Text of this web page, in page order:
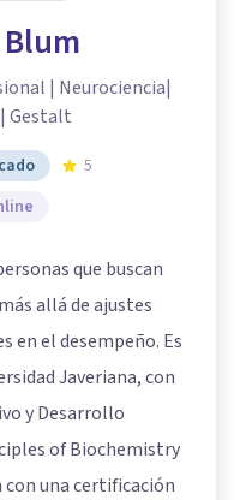
| Neurociencia|
Gestalt
5
que buscan
allá de ajustes
en el desempeño. Es
Javeriana, con
y Desarrollo
of Biochemistry
con una certificación